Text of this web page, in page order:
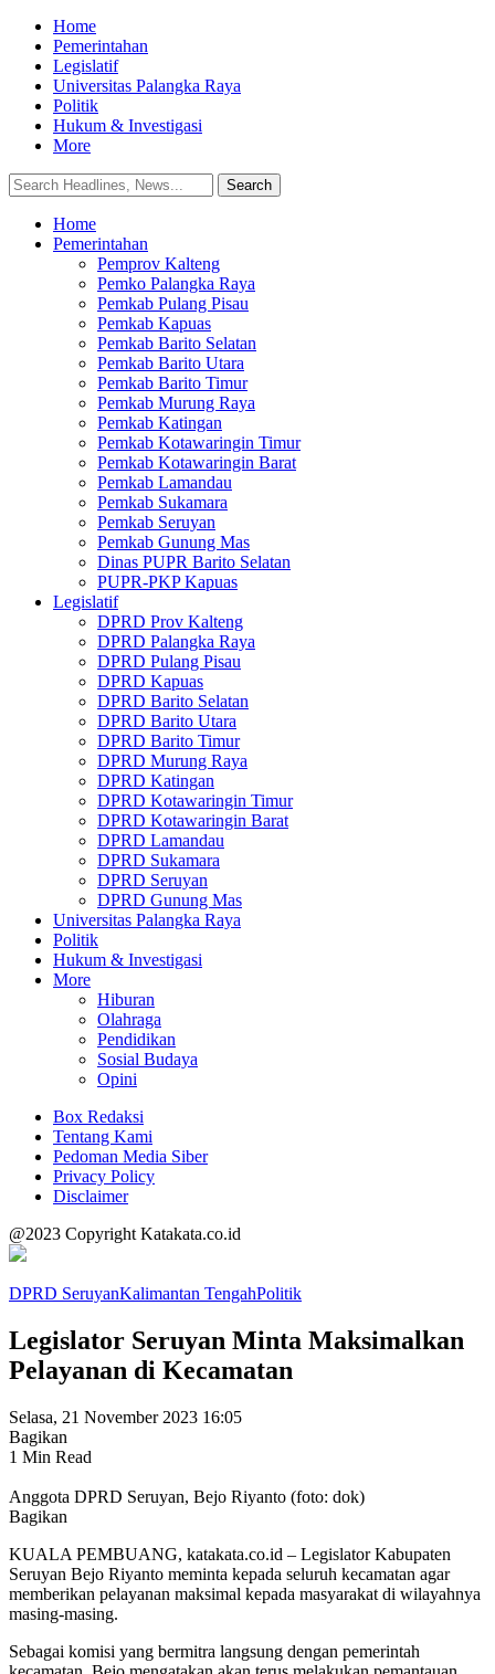
Home
Pemerintahan
Legislatif
Universitas Palangka Raya
Politik
Hukum & Investigasi
More
Home
Pemerintahan
Pemprov Kalteng
Pemko Palangka Raya
Pemkab Pulang Pisau
Pemkab Kapuas
Pemkab Barito Selatan
Pemkab Barito Utara
Pemkab Barito Timur
Pemkab Murung Raya
Pemkab Katingan
Pemkab Kotawaringin Timur
Pemkab Kotawaringin Barat
Pemkab Lamandau
Pemkab Sukamara
Pemkab Seruyan
Pemkab Gunung Mas
Dinas PUPR Barito Selatan
PUPR-PKP Kapuas
Legislatif
DPRD Prov Kalteng
DPRD Palangka Raya
DPRD Pulang Pisau
DPRD Kapuas
DPRD Barito Selatan
DPRD Barito Utara
DPRD Barito Timur
DPRD Murung Raya
DPRD Katingan
DPRD Kotawaringin Timur
DPRD Kotawaringin Barat
DPRD Lamandau
DPRD Sukamara
DPRD Seruyan
DPRD Gunung Mas
Universitas Palangka Raya
Politik
Hukum & Investigasi
More
Hiburan
Olahraga
Pendidikan
Sosial Budaya
Opini
Box Redaksi
Tentang Kami
Pedoman Media Siber
Privacy Policy
Disclaimer
@2023 Copyright Katakata.co.id
DPRD SeruyanKalimantan TengahPolitik
Legislator Seruyan Minta Maksimalkan
Pelayanan di Kecamatan
Selasa, 21 November 2023 16:05
Bagikan
1 Min Read
Anggota DPRD Seruyan, Bejo Riyanto (foto: dok)
Bagikan
KUALA PEMBUANG, katakata.co.id – Legislator Kabupaten
Seruyan Bejo Riyanto meminta kepada seluruh kecamatan agar
memberikan pelayanan maksimal kepada masyarakat di wilayahnya
masing-masing.
Sebagai komisi yang bermitra langsung dengan pemerintah